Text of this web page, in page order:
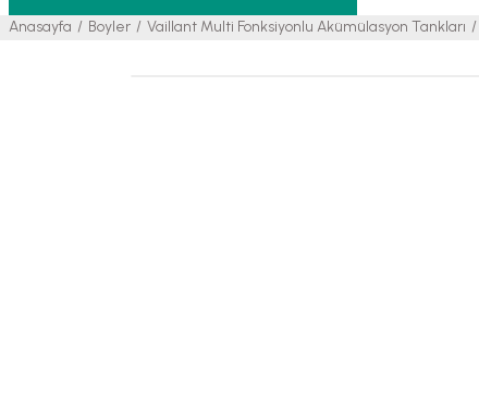
Anasayfa Boyler Vaillant Multi Fonksiyonlu Akümülasyon Tankları